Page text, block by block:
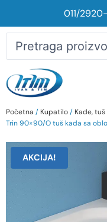
011/
Početna / Kupatilo/ Kade,
Trin 90×90/O tuš kada sa
AKCIJA!